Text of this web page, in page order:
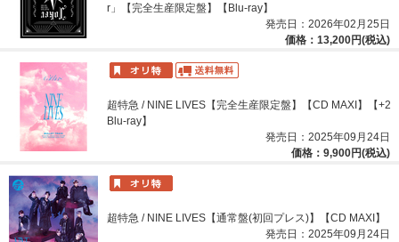
r」【完全生産限定盤】【Blu-ray】
発売日：2026年02月25日
価格：13,200円(税込)
超特急 / NINE LIVES【完全生産限定盤】【CD MAXI】【+2
Blu-ray】
発売日：2025年09月24日
価格：9,900円(税込)
超特急 / NINE LIVES【通常盤(初回プレス)】【CD MAXI】
発売日：2025年09月24日